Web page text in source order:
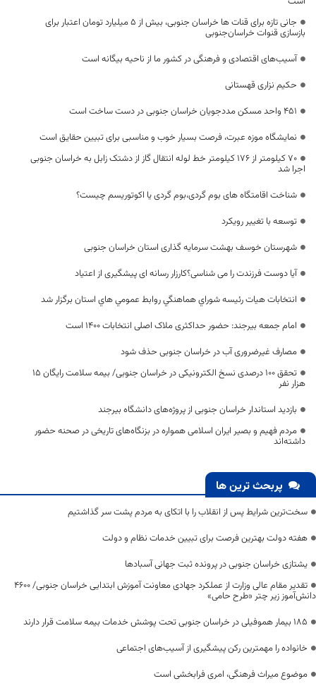
جانی تازه برای قنات ها خراسان جنوبی، بیش از 5 میلیارد تومان اعتبار برای
بازسازی قنوات خراسان‌جنوبی
آسیب‌های اقتصادی و فرهنگی در کشور ما از ناحیه بیگانه است
حکیم نزاری قهستانی
۴۵۱ واحد مسکن مددجویان خراسان جنوبی در دست ساخت است
نمایشگاه موزه عبرت، فرصت بسیار خوب و مناسبی برای تبیین حقایق است
۷۰ کیلومتر از ۱۷۶ کیلومتر خط لوله انتقال گاز از دشتک زابل به خراسان جنوبی
اجرا شد
شناخت اقامتگاه های بوم گردی،بوم گردی یا اکوتوریسم چیست؟
توسعه با تغییر رویکرد
شهرستان خوسف بهشت سرمایه گذاری استان خراسان جنوبی
آیا دوست فرزندت را می شناسی؟کارزار رسانه ای پیشگیری از اعتیاد
انتخابات هیات رئیسه شوراي هماهنگي روابط عمومي هاي استان برگزار شد
امام جمعه بیرجند: حضور حداکثری ملاک اصلی انتخابات ۱۴۰۰ است
مصارف غیرضروری آب در خراسان جنوبی حذف شود
تحقق ۱۰۰ درصدی نسخ الکترونیکی در خراسان جنوبی/ بیمه سلامت رایگان ۱۵
هزار نفر
بازدید استاندار خراسان‌ جنوبی از پروژه‌های دانشگاه بیرجند
مردم فهیم و بصیر ایران اسلامی همواره در بزنگاه‌های تاریخی در صحنه حضور
داشته‌اند
پربحث ترین ها
سخت‌ترین شرایط پس از انقلاب را با اتکای به مردم پشت سر گذاشتیم
هفته دولت بهترین فرصت برای تبیین خدمات نظام و دولت
یشتازی خراسان جنوبی در پرونده ثبت جهانی آسبادها
تقدیر مقام عالی وزارت از عملکرد جهادی معاونت آموزش ابتدایی خراسان جنوبی/ ۴۶۰۰
دانش‌آموز زیر چتر «طرح حامی»
۱۸۵ بیمار هموفیلی در خراسان جنوبی تحت پوشش خدمات بیمه سلامت قرار دارند
خانواده را مهمترین رکن پیشگیری از آسیب‌های اجتماعی
موضوع میراث فرهنگی، امری فرابخشی است